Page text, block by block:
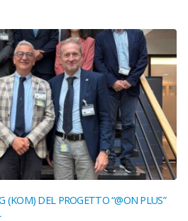
(KOM) DEL PROGETTO “@ON PLUS”